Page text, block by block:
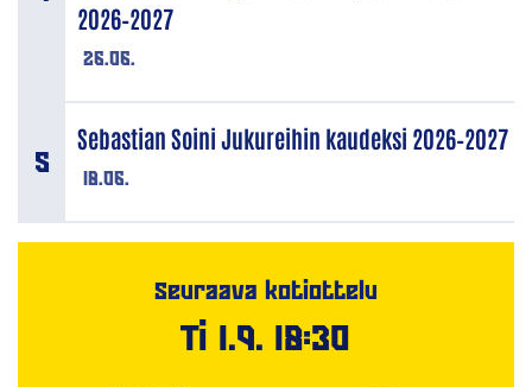
26.06.
2026–2027
18.06.
Sebastian Soini Jukureihin kaudeksi 2026–2027
Seuraava kotiottelu
Ti 1.9. 18:30